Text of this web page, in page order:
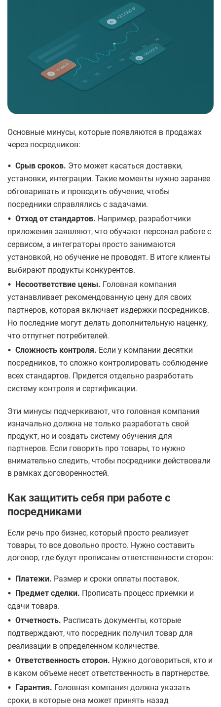
Основные минусы, которые появляются в продажах
через посредников:
• Срыв сроков. Это может касаться доставки,
установки, интеграции. Такие моменты нужно заранее
обговаривать и проводить обучение, чтобы
посредники справлялись с задачами.
• Отход от стандартов. Например, разработчики
приложения заявляют, что обучают персонал работе с
сервисом, а интеграторы просто занимаются
установкой, но обучение не проводят. В итоге клиенты
выбирают продукты конкурентов.
• Несоответствие цены. Головная компания
устанавливает рекомендованную цену для своих
партнеров, которая включает издержки посредников.
Но последние могут делать дополнительную наценку,
что отпугнет потребителей.
• Сложность контроля. Если у компании десятки
посредников, то сложно контролировать соблюдение
всех стандартов. Придется отдельно разработать
систему контроля и сертификации.
Эти минусы подчеркивают, что головная компания
изначально должна не только разработать свой
продукт, но и создать систему обучения для
партнеров. Если говорить про товары, то нужно
внимательно следить, чтобы посредники действовали
в рамках договоренностей.
Как защитить себя при работе с
посредниками
Если речь про бизнес, который просто реализует
товары, то все довольно просто. Нужно составить
договор, где будут прописаны ответственности сторон:
• Платежи. Размер и сроки оплаты поставок.
• Предмет сделки. Прописать процесс приемки и
сдачи товара.
• Отчетность. Расписать документы, которые
подтверждают, что посредник получил товар для
реализации в определенном количестве.
• Ответственность сторон. Нужно договориться, кто и
в каком объеме несет ответственность в партнерстве.
• Гарантия. Головная компания должна указать
сроки, в которые она может принять назад